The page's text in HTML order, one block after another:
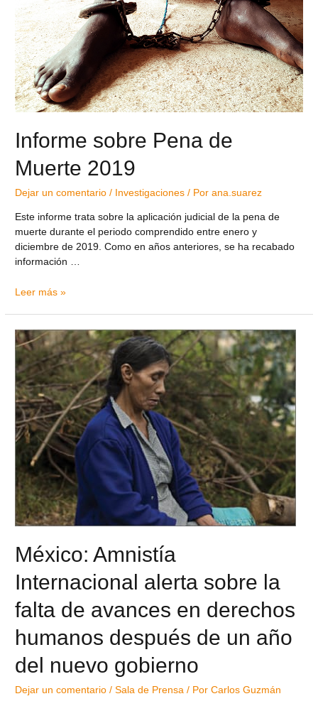
Informe sobre Pena de
Muerte 2019
Dejar un comentario / Investigaciones / Porana.suarez
Este informe trata sobre la aplicación judicial de la pena de
muerte durante el periodo comprendido entre enero y
diciembre de 2019. Como en años anteriores, se ha recabado
información …
Leer más »
México: Amnistía
Internacional alerta sobre la
falta de avances en derechos
humanos después de un año
del nuevo gobierno
Dejar un comentario /Sala de Prensa / PorCarlos Guzmán